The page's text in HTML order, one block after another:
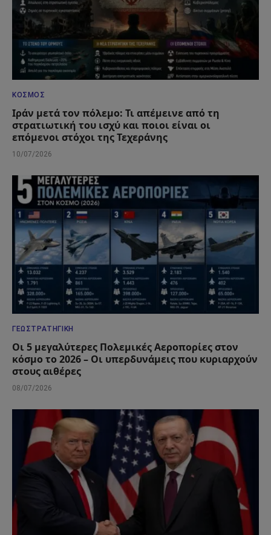
ΚΌΣΜΟΣ
Ιράν μετά τον πόλεμο: Τι απέμεινε από τη
στρατιωτική του ισχύ και ποιοι είναι οι
επόμενοι στόχοι της Τεχεράνης
10/07/2026
ΓΕΩΣΤΡΑΤΗΓΙΚΉ
Οι 5 μεγαλύτερες Πολεμικές Αεροπορίες στον
κόσμο το 2026 – Οι υπερδυνάμεις που κυριαρχούν
στους αιθέρες
08/07/2026